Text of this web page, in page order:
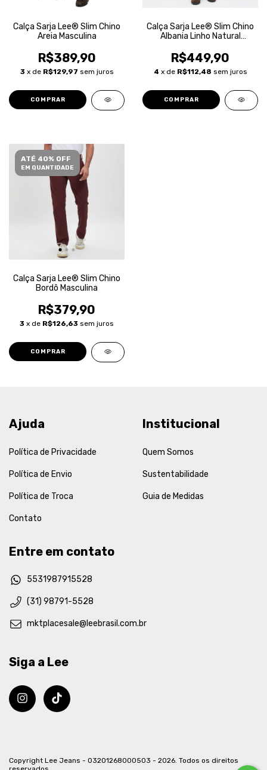
Calça Sarja Lee® Slim Chino
Areia Masculina
R$389,90
3 x de R$129,97 sem juros
COMPRAR
Calça Sarja Lee® Slim Chino
Albania Linho Natural
R$449,90
4 x de R$112,48 sem juros
COMPRAR
ATÉ 40% OFF
EM QUANTIDADE
Calça Sarja Lee® Slim Chino
Bordô Masculina
R$379,90
3 x de R$126,63 sem juros
COMPRAR
Ajuda
Política de Privacidade
Política de Envio
Política de Troca
Contato
Institucional
Quem Somos
Sustentabilidade
Guia de Medidas
Entre em contato
5531987915528
(31) 98791-5528
mktplacesale@leebrasil.com.br
Siga a Lee
Copyright Lee Jeans - 03201268000503 - 2026. Todos os direitos